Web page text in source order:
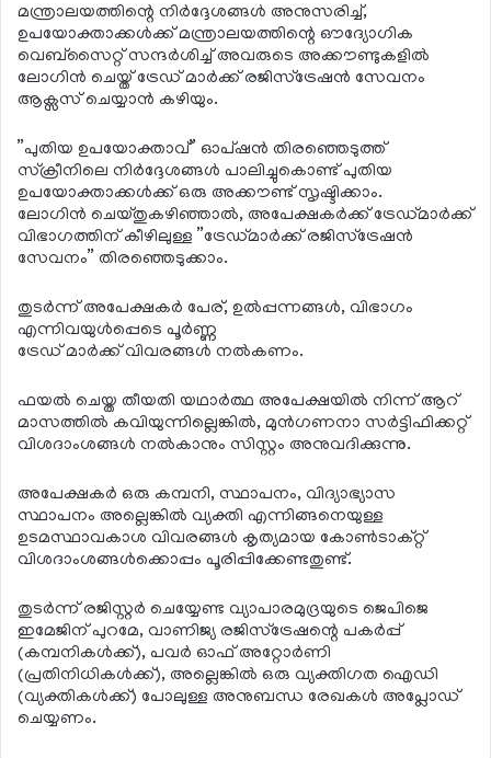
മന്ത്രാലയത്തിന്റെ നിര്‍ദ്ദേശങ്ങള്‍ അനുസരിച്ച്,
ഉപയോക്താക്കള്‍ക്ക് മന്ത്രാലയത്തിന്റെ ഔദ്യോഗിക
വെബ്സൈറ്റ് സന്ദര്‍ശിച്ച് അവരുടെ അക്കൗണ്ടുകളില്‍
ലോഗിന്‍ ചെയ്ത് ട്രേഡ് മാര്‍ക്ക് രജിസ്‌ട്രേഷന്‍ സേവനം
ആക്സസ് ചെയ്യാന്‍ കഴിയും.
”പുതിയ ഉപയോക്താവ്” ഓപ്ഷന്‍ തിരഞ്ഞെടുത്ത്
സ്‌ക്രീനിലെ നിര്‍ദ്ദേശങ്ങള്‍ പാലിച്ചുകൊണ്ട് പുതിയ
ഉപയോക്താക്കള്‍ക്ക് ഒരു അക്കൗണ്ട് സൃഷ്ടിക്കാം.
ലോഗിന്‍ ചെയ്തുകഴിഞ്ഞാല്‍, അപേക്ഷകര്‍ക്ക് ട്രേഡ്മാര്‍ക്ക്
വിഭാഗത്തിന് കീഴിലുള്ള ”ട്രേഡ്മാര്‍ക്ക് രജിസ്‌ട്രേഷന്‍
സേവനം” തിരഞ്ഞെടുക്കാം.
തുടര്‍ന്ന് അപേക്ഷകര്‍ പേര്, ഉല്‍പ്പന്നങ്ങള്‍, വിഭാഗം
എന്നിവയുള്‍പ്പെടെ പൂര്‍ണ്ണ
ട്രേഡ് മാര്‍ക്ക് വിവരങ്ങള്‍ നല്‍കണം.
ഫയല്‍ ചെയ്ത തീയതി യഥാര്‍ത്ഥ അപേക്ഷയില്‍ നിന്ന് ആറ്
മാസത്തില്‍ കവിയുന്നില്ലെങ്കില്‍, മുന്‍ഗണനാ സര്‍ട്ടിഫിക്കറ്റ്
വിശദാംശങ്ങള്‍ നല്‍കാനും സിസ്റ്റം അനുവദിക്കുന്നു.
അപേക്ഷകര്‍ ഒരു കമ്പനി, സ്ഥാപനം, വിദ്യാഭ്യാസ
സ്ഥാപനം അല്ലെങ്കില്‍ വ്യക്തി എന്നിങ്ങനെയുള്ള
ഉടമസ്ഥാവകാശ വിവരങ്ങള്‍ കൃത്യമായ കോണ്‍ടാക്റ്റ്
വിശദാംശങ്ങള്‍ക്കൊപ്പം പൂരിപ്പിക്കേണ്ടതുണ്ട്.
തുടര്‍ന്ന് രജിസ്റ്റര്‍ ചെയ്യേണ്ട വ്യാപാരമുദ്രയുടെ ജെപിജെ
ഇമേജിന് പുറമേ, വാണിജ്യ രജിസ്‌ട്രേഷന്റെ പകര്‍പ്പ്
(കമ്പനികള്‍ക്ക്), പവര്‍ ഓഫ് അറ്റോര്‍ണി
(പ്രതിനിധികള്‍ക്ക്), അല്ലെങ്കില്‍ ഒരു വ്യക്തിഗത ഐഡി
(വ്യക്തികള്‍ക്ക്) പോലുള്ള അനുബന്ധ രേഖകള്‍ അപ്ലോഡ്
ചെയ്യണം.